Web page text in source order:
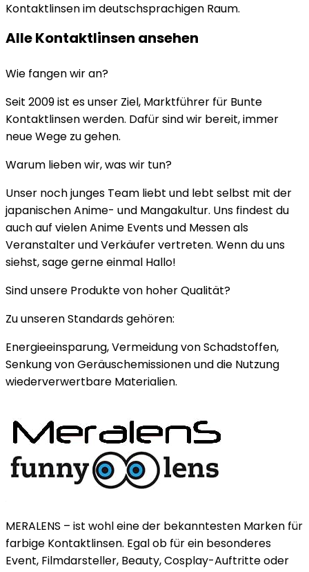
Kontaktlinsen im deutschsprachigen Raum.
Alle Kontaktlinsen ansehen
Wie fangen wir an?
Seit 2009 ist es unser Ziel, Marktführer für Bunte
Kontaktlinsen werden. Dafür sind wir bereit, immer
neue Wege zu gehen.
Warum lieben wir, was wir tun?
Unser noch junges Team liebt und lebt selbst mit der
japanischen Anime- und Mangakultur. Uns findest du
auch auf vielen Anime Events und Messen als
Veranstalter und Verkäufer vertreten. Wenn du uns
siehst, sage gerne einmal Hallo!
Sind unsere Produkte von hoher Qualität?
Zu unseren Standards gehören:
Energieeinsparung, Vermeidung von Schadstoffen,
Senkung von Geräuschemissionen und die Nutzung
wiederverwertbare Materialien.
MERALENS – ist wohl eine der bekanntesten Marken für
farbige Kontaktlinsen. Egal ob für ein besonderes
Event, Filmdarsteller, Beauty, Cosplay-Auftritte oder